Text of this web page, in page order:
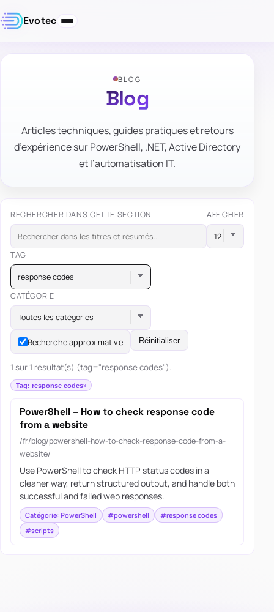
Evotec
BLOG
Blog
Articles techniques, guides pratiques et retours
d’expérience sur PowerShell, .NET, Active Directory
et l’automatisation IT.
RECHERCHER DANS CETTE SECTION AFFICHER
TAG
response codes
CATÉGORIE
Toutes les catégories
Recherche approximative Réinitialiser
1 sur 1 résultat(s) (tag="response codes").
Tag: response codes
PowerShell – How to check response code
from a website
/fr/blog/powershell-how-to-check-response-code-from-a-
website/
Use PowerShell to check HTTP status codes in a
cleaner way, return structured output, and handle both
successful and failed web responses.
Catégorie: PowerShell #powershell
#response codes
#scripts